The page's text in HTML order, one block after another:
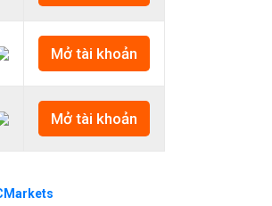
Mở tài khoản
Mở tài khoản